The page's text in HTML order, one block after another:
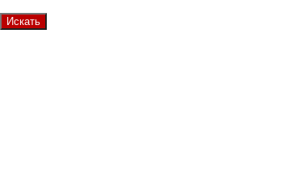
Искать